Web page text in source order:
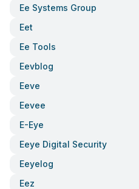
Ee Systems Group
Eet
Ee Tools
Eevblog
Eeve
Eevee
E-Eye
Eeye Digital Security
Eeyelog
Eez